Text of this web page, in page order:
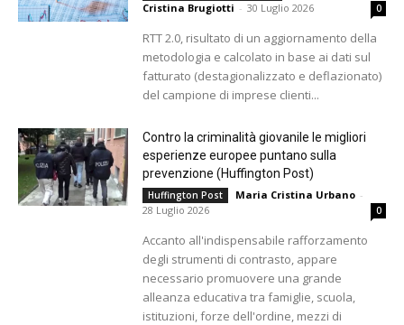
Cristina Brugiotti - 30 Luglio 2026 0
RTT 2.0, risultato di un aggiornamento della
metodologia e calcolato in base ai dati sul
fatturato (destagionalizzato e deflazionato)
del campione di imprese clienti...
Contro la criminalità giovanile le migliori
esperienze europee puntano sulla
prevenzione (Huffington Post)
Huffington Post Maria Cristina Urbano -
28 Luglio 2026
0
Accanto all'indispensabile rafforzamento
degli strumenti di contrasto, appare
necessario promuovere una grande
alleanza educativa tra famiglie, scuola,
istituzioni, forze dell'ordine, mezzi di